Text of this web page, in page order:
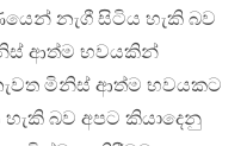
නැගී සිටිය හැකි බව
ආත්ම භවයකින්
මිනිස් ආත්ම භවයකට
හැකි බව අපට කියාදෙනු